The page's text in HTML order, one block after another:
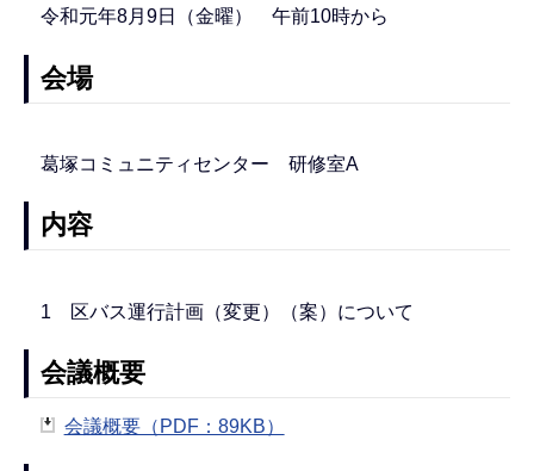
令和元年8月9日（金曜） 午前10時から
会場
葛塚コミュニティセンター 研修室A
内容
1 区バス運行計画（変更）（案）について
会議概要
会議概要（PDF：89KB）